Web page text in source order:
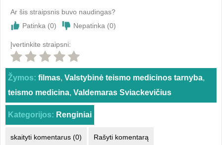
Ar šis straipsnis buvo naudingas?
Patinka (0) Nepatinka (0)
Įvertinkite straipsni:
Žymos: filmas, Valstybinė teismo medicinos tarnyba,
teismo medicina, Valdemaras Sviackevičius
Kategorijos: Renginiai
skaityti komentarus (0) Rašyti komentarą